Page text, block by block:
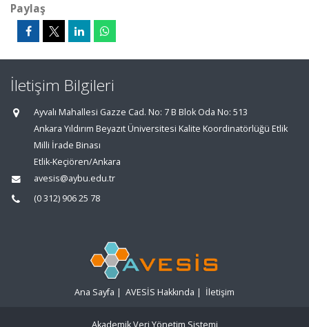
Paylaş
İletişim Bilgileri
Ayvalı Mahallesi Gazze Cad. No: 7 B Blok Oda No: 513
Ankara Yıldırım Beyazıt Üniversitesi Kalite Koordinatörlüğü Etlik
Milli İrade Binası
Etlik-Keçiören/Ankara
avesis@aybu.edu.tr
(0 312) 906 25 78
Ana Sayfa | AVESİS Hakkında | İletişim
Akademik Veri Yönetim Sistemi